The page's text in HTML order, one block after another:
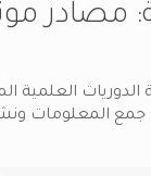
مصادر
العلمية
جمع المعلومات